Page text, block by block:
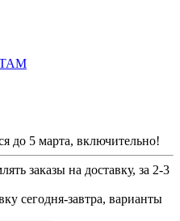
до 5 марта, включительно!
заказы на доставку, за 2-3
сегодня-завтра, варианты